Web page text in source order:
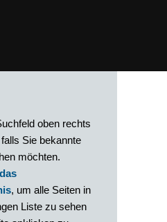
oben rechts
Sie bekannte
möchten.
das
, um alle Seiten in
Liste zu sehen